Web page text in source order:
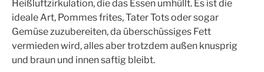
Heißluftzirkulation, die das Essen umhüllt. Es ist die
ideale Art, Pommes frites, Tater Tots oder sogar
Gemüse zuzubereiten, da überschüssiges Fett
vermieden wird, alles aber trotzdem außen knusprig
und braun und innen saftig bleibt.